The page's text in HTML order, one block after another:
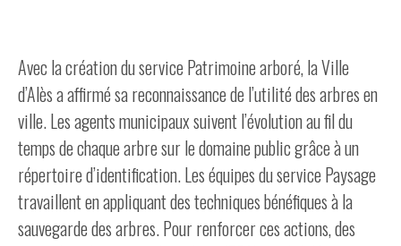
Avec la création du service Patrimoine arboré, la Ville
d’Alès a affirmé sa reconnaissance de l’utilité des arbres en
ville. Les agents municipaux suivent l’évolution au fil du
temps de chaque arbre sur le domaine public grâce à un
répertoire d’identification. Les équipes du service Paysage
travaillent en appliquant des techniques bénéfiques à la
sauvegarde des arbres. Pour renforcer ces actions, des